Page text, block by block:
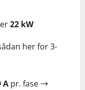
22 kW
her for 3-
A pr. fase →